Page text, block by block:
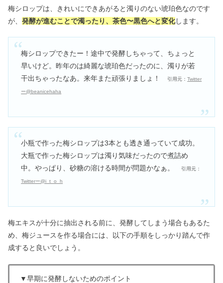
梅シロップは、きれいにできあがると濁りのない琥珀色なのです
が、 発酵が進むことで濁ったり、茶色〜黒色へと変化します。
梅シロップできたー！途中で発酵しちゃって、ちょっと
早いけど。昨年のは綺麗な琥珀色だったのに、濁りが若
干出ちゃったなあ。来年また頑張りましょ！
引用元：Twitter
ー@beanicehaha
小瓶で作った梅シロップは3本とも透き通っていて成功。
大瓶で作った梅シロップは濁り気味だったので煮詰め
中。やっぱり、砂糖の溶ける時間が問題かなぁ。
引用元：
Twitterー@i_t_o_h
梅エキスが十分に抽出される前に、発酵してしまう場合もあるた
め、梅ジュースを作る場合には、以下の手順をしっかり踏んで作
成すると良いでしょう。
▼早期に発酵しないためのポイント